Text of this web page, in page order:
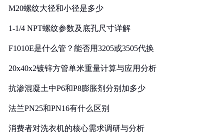
M20螺纹大径和小径是多少
1-1/4 NPT螺纹参数及底孔尺寸详解
F1010E是什么管？能否用3205或3505代换
20x40x2镀锌方管单米重量计算与应用分析
抗渗混凝土中P6和P8膨胀剂分别加多少
法兰PN25和PN16有什么区别
消费者对洗衣机的核心需求调研与分析